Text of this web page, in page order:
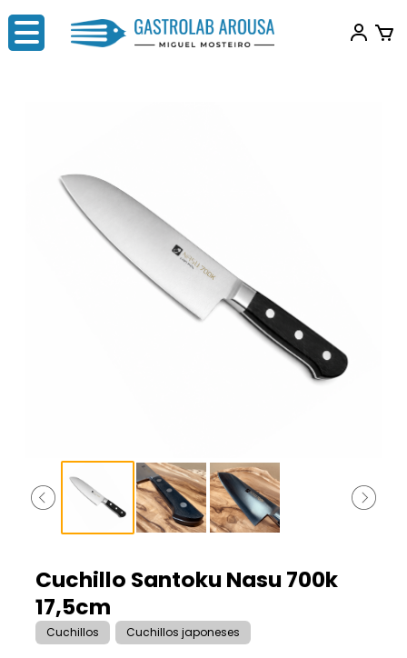
Cuchillo Santoku Nasu 700k
17,5cm
Cuchillos Cuchillos japoneses